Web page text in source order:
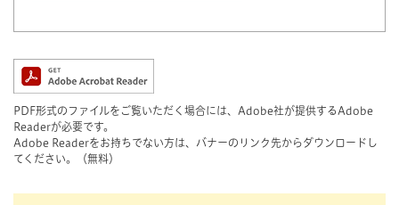
PDF形式のファイルをご覧いただく場合には、Adobe社が提供するAdobe
Readerが必要です。
Adobe Readerをお持ちでない方は、バナーのリンク先からダウンロードし
てください。（無料）